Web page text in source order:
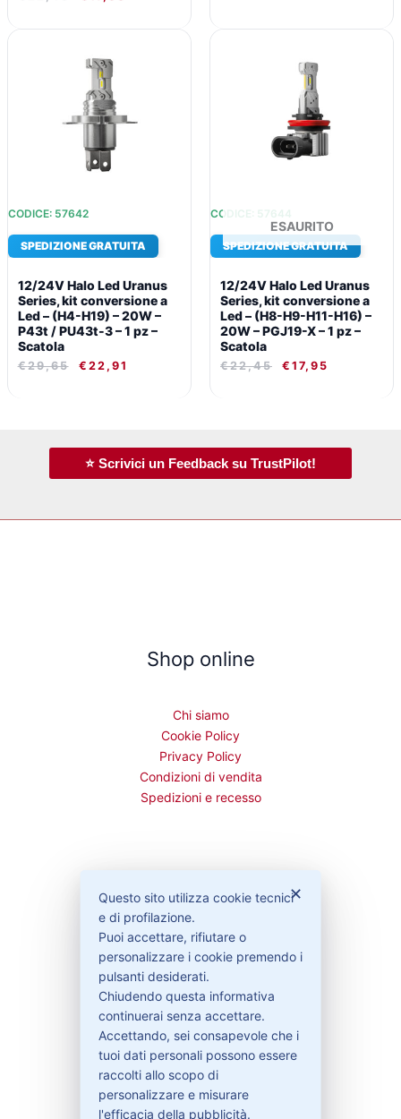
CODICE: 57642
SPEDIZIONE GRATUITA
12/24V Halo Led Uranus
Series, kit conversione a
Led – (H4-H19) – 20W –
P43t / PU43t-3 – 1 pz –
Scatola
€29,65
ORIGINALE
ERA:
€29,65.
€ 22,91
ESAURITO
CODICE: 57644
SPEDIZIONE GRATUITA
12/24V Halo Led Uranus
Series, kit conversione a
Led – (H8-H9-H11-H16) –
20W – PGJ19-X – 1 pz –
Scatola
€22,45
ORIGINALE
ERA:
€22,45.
€ 17,95
⭐ Scrivici un Feedback su TrustPilot!
Shop online
Chi siamo
Cookie Policy
Privacy Policy
Condizioni di vendita
Spedizioni e recesso
Contattaci
Garanzie
Contatti
329-30.78.513
✕
Questo sito utilizza cookie tecnici
e di profilazione.
Puoi accettare, rifiutare o
personalizzare i cookie premendo i
pulsanti desiderati.
Chiudendo questa informativa
continuerai senza accettare.
Accettando, sei consapevole che i
tuoi dati personali possono essere
raccolti allo scopo di
personalizzare e misurare
l'efficacia della pubblicità.